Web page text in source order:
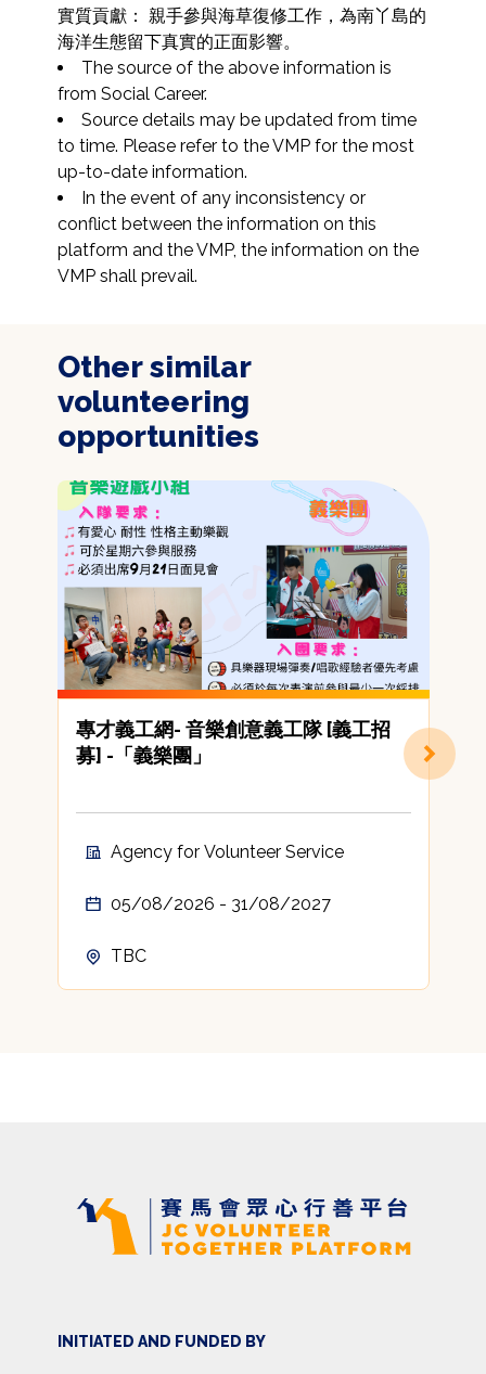
實質貢獻： 親手參與海草復修工作，為南丫島的
海洋生態留下真實的正面影響。
The source of the above information is
from Social Career.
Source details may be updated from time
to time. Please refer to the VMP for the most
up-to-date information.
In the event of any inconsistency or
conflict between the information on this
platform and the VMP, the information on the
VMP shall prevail.
Other similar
volunteering
opportunities
專才義工網- 音樂創意義工隊 [義工招
募] -「義樂團」
Agency for Volunteer Service
05/08/2026 - 31/08/2027
TBC
INITIATED AND FUNDED BY